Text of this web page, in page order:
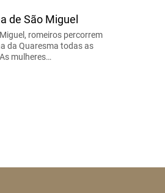
de São Miguel
romeiros percorrem
da Quaresma todas as
mulheres…